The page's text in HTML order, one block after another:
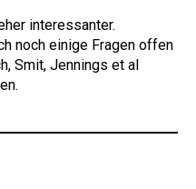
interessanter.
noch einige Fragen offen
Smit, Jennings et al